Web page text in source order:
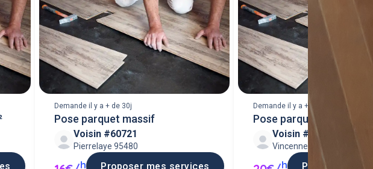
Demande il y a + de 30j
Pose parquet massif
Voisin #60721
Pierrelaye 95480
h Proposer mes services
Demande il y a + de 30j
Pose parquet stratifié
+ragréage
Voisin #94196
Vincennes 94300
h Proposer mes